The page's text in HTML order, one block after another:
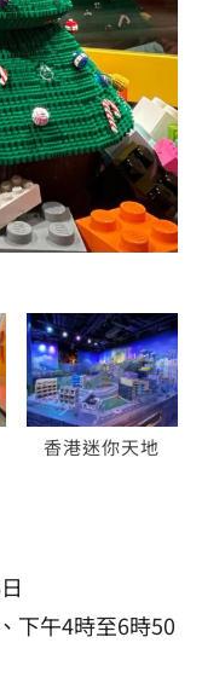
香港迷你天地
下午4時至6時50